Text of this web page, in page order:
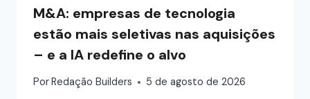
M&A: empresas de tecnologia
estão mais seletivas nas aquisições
– e a IA redefine o alvo
PorRedação Builders 5 de agosto de 2026